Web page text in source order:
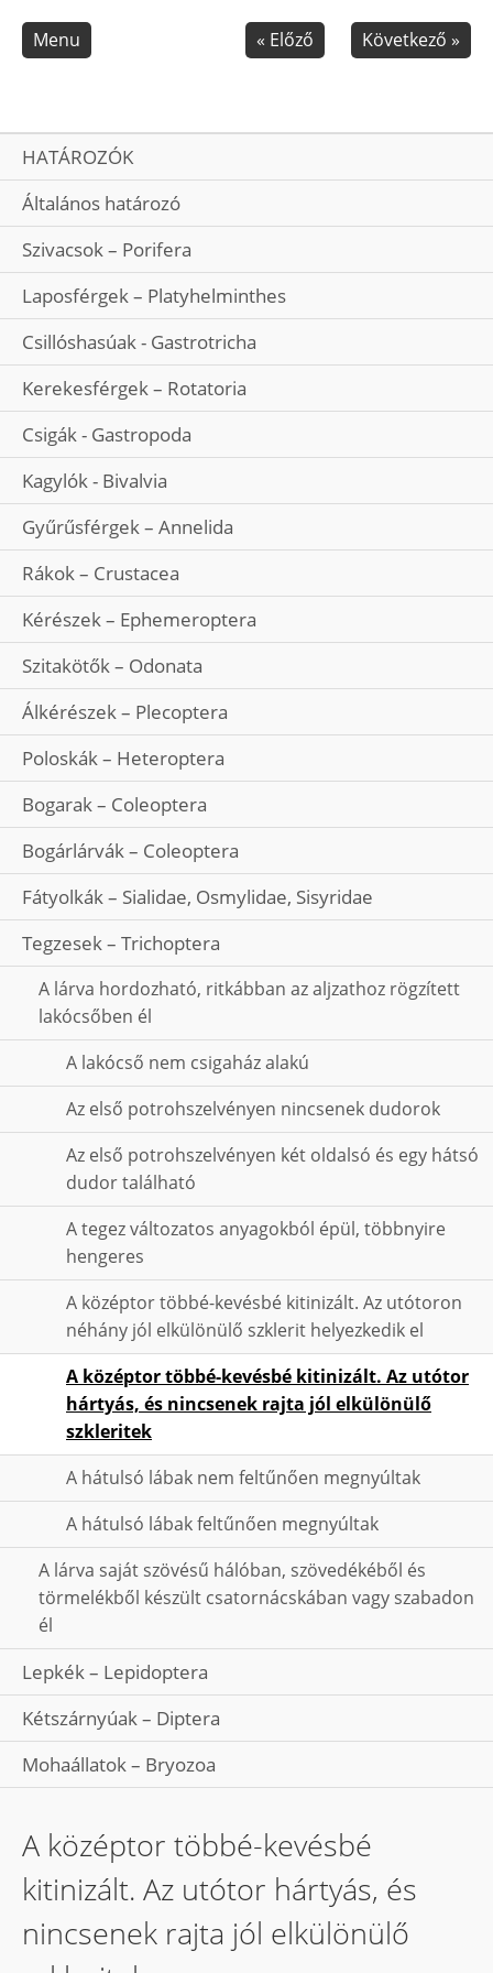
Skip navigation
Menu
HATÁROZÓK
Általános határozó
Szivacsok – Porifera
Laposférgek – Platyhelminthes
Csillóshasúak - Gastrotricha
Kerekesférgek – Rotatoria
Csigák - Gastropoda
Kagylók - Bivalvia
Gyűrűsférgek – Annelida
Rákok – Crustacea
Kérészek – Ephemeroptera
Szitakötők – Odonata
Álkérészek – Plecoptera
Poloskák – Heteroptera
Bogarak – Coleoptera
Bogárlárvák – Coleoptera
Fátyolkák – Sialidae, Osmylidae, Sisyridae
Tegzesek – Trichoptera
A lárva hordozható, ritkábban az aljzathoz rögzített
lakócsőben él
A lakócső nem csigaház alakú
Az első potrohszelvényen nincsenek dudorok
Az első potrohszelvényen két oldalsó és egy hátsó
dudor található
A tegez változatos anyagokból épül, többnyire
hengeres
A középtor többé-kevésbé kitinizált. Az utótoron
néhány jól elkülönülő szklerit helyezkedik el
A középtor többé-kevésbé kitinizált. Az utótor
hártyás, és nincsenek rajta jól elkülönülő
szkleritek
A hátulsó lábak nem feltűnően megnyúltak
A hátulsó lábak feltűnően megnyúltak
A lárva saját szövésű hálóban, szövedékéből és
törmelékből készült csatornácskában vagy szabadon
él
Lepkék – Lepidoptera
Kétszárnyúak – Diptera
Mohaállatok – Bryozoa
« Előző Következő »
A középtor többé-kevésbé
kitinizált. Az utótor hártyás, és
nincsenek rajta jól elkülönülő